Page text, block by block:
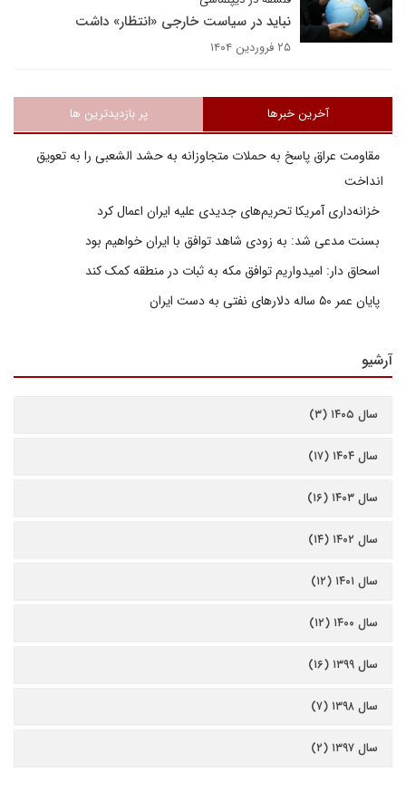
نباید در سیاست خارجی «انتظار» داشت
۲۵ فروردین ۱۴۰۴
آخرین خبرها پر بازدیدترین ها
مقاومت عراق پاسخ به حملات متجاوزانه به حشد الشعبی را به تعویق
انداخت
خزانه‌داری آمریکا تحریم‌های جدیدی علیه ایران اعمال کرد
بسنت مدعی شد: به زودی شاهد توافق با ایران خواهیم بود
اسحاق دار: امیدواریم توافق مکه به ثبات در منطقه کمک کند
پایان عمر ۵۰ ساله دلارهای نفتی به دست ایران
آرشیو
سال ۱۴۰۵ (۳)
سال ۱۴۰۴ (۱۷)
سال ۱۴۰۳ (۱۶)
سال ۱۴۰۲ (۱۴)
سال ۱۴۰۱ (۱۲)
سال ۱۴۰۰ (۱۲)
سال ۱۳۹۹ (۱۶)
سال ۱۳۹۸ (۷)
سال ۱۳۹۷ (۲)